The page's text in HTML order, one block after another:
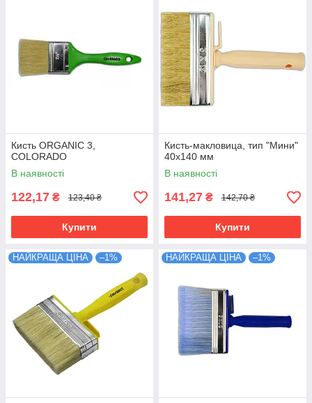
Кисть ORGANIC 3,
COLORADO
В наявності
122,17 ₴ 123,40 ₴
Купити
Кисть-макловица, тип "Мини"
40х140 мм
В наявності
141,27 ₴ 142,70 ₴
Купити
НАЙКРАЩА ЦІНА –1% НАЙКРАЩА ЦІНА –1%